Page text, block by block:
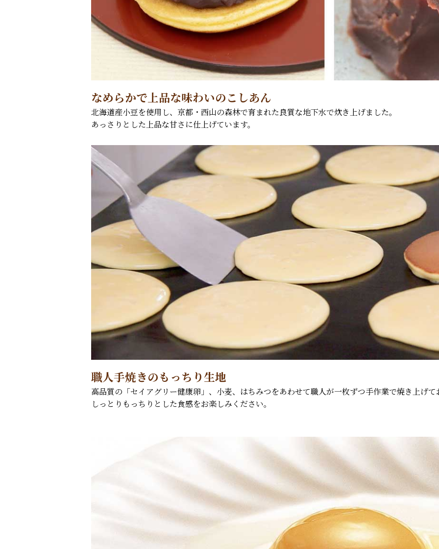
なめらかで上品な味わいのこしあん
北海道産小豆を使用し、京都・西山の森林で育まれた良質な地下水で炊き上げました。
あっさりとした上品な甘さに仕上げています。
職人手焼きのもっちり生地
高品質の「セイアグリー健康卵」、小麦、はちみつをあわせて職人が一枚ずつ手作業で焼き上げて
しっとりもっちりとした食感をお楽しみください。